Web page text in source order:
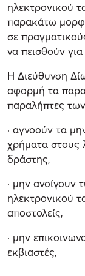
ηλεκτρονικού
παρακάτω
σε
να πεισθούν
Η Διεύθυνση
αφορμή τα
παραλήπτες
· αγνοούν τα
χρήματα στους
δράστης,
· μην ανοίγουν
ηλεκτρονικού
αποστολείς,
· μην
εκβιαστές,